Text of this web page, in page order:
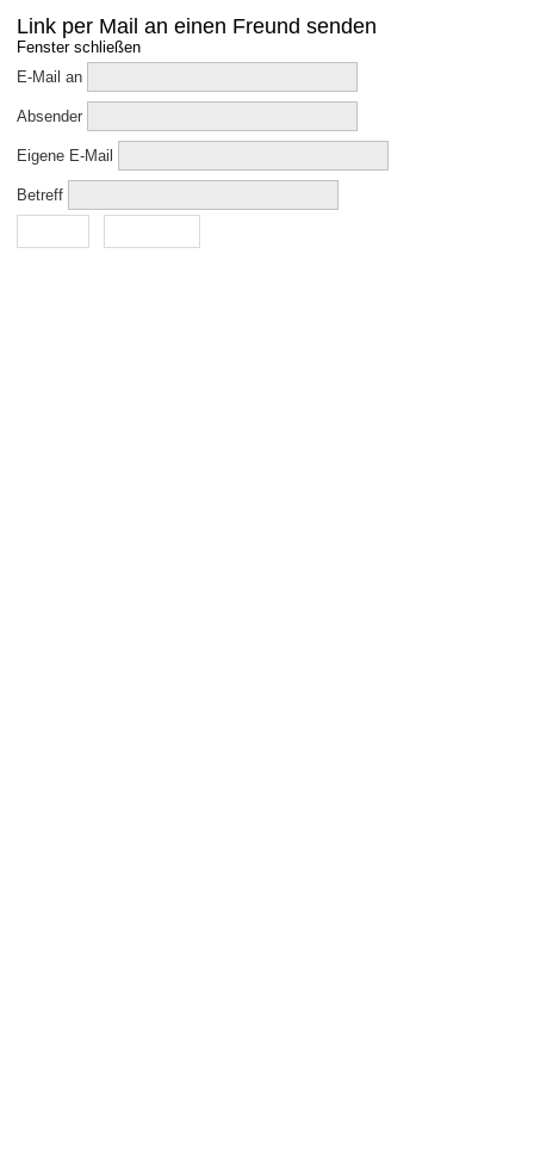
Link per Mail an einen Freund senden
Fenster schließen
E-Mail an
Absender
Eigene E-Mail
Betreff